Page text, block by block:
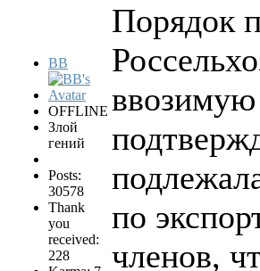
BB
OFFLINE
Злой
гений
Posts:
30578
Thank
you
received:
228
Порядок
ввозимую
по
членов,